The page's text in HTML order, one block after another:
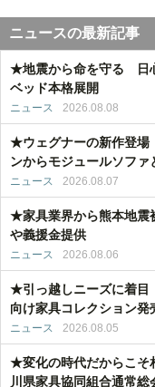
ニュースの最新記事
★地震から命を守る 日
ベッド本格展開
ニュース 2026.08.08
★ウェグナーの新作登
ンからモジュールソファ
ニュース 2026.08.07
★家具業界から熊本地
や義援金提供
ニュース 2026.08.06
★引っ越しニーズに着
向け家具コレクション発
ニュース 2026.08.05
★変化の時代だからこ
川県家具協同組合通常総